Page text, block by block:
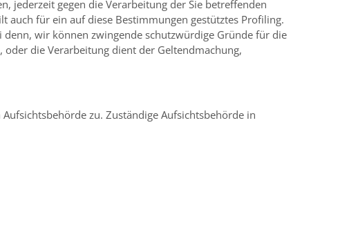
jederzeit gegen die Verarbeitung der Sie betreffenden
auch für ein auf diese Bestimmungen gestütztes Profiling.
wir können zwingende schutzwürdige Gründe für die
die Verarbeitung dient der Geltendmachung,
zu. Zuständige Aufsichtsbehörde in